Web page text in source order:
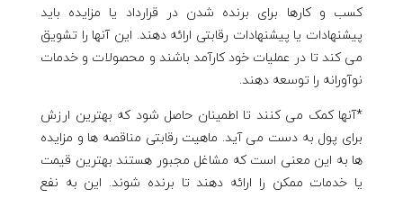
کسب و کارها برای برنده شدن در قرارداد یا مزایده باید
پیشنهادات یا پیشنهادات رقابتی ارائه دهند. این آنها را تشویق
می کند تا در عملیات خود کارآمد باشند و محصولات و خدمات
نوآورانه را توسعه دهند.
*آنها کمک می کنند تا اطمینان حاصل شود که بهترین ارزش
برای پول به دست می آید. ماهیت رقابتی مناقصه ها و مزایده
ها به این معنی است که مشاغل مجبور هستند بهترین قیمت
یا خدمات ممکن را ارائه دهند تا برنده شوند. این به نفع